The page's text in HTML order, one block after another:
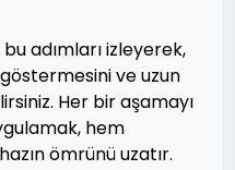
adımları izleyerek,
ve uzun
Her bir aşamayı
hem
ömrünü uzatır.